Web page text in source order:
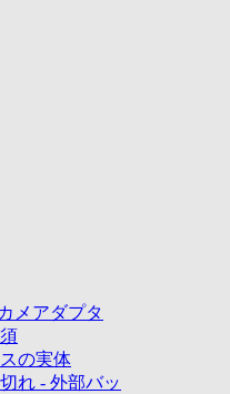
メアダプタ
の実体
れ - 外部バッ